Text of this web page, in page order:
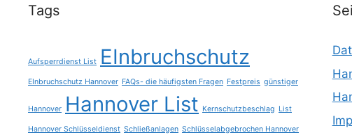
Tags
Aufsperrdienst List EInbruchschutz
EInbruchschutz Hannover FAQs- die häufigsten Fragen Festpreis günstiger
Hannover Hannover List Kernschutzbeschlag List
Hannover Schlüsseldienst Schließanlagen Schlüsselabgebrochen Hannover